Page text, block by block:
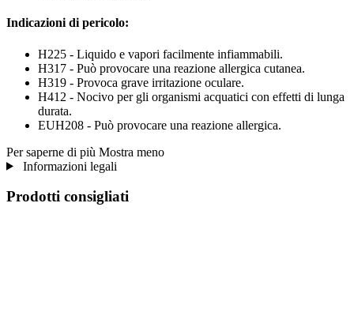
Indicazioni di pericolo:
H225 - Liquido e vapori facilmente infiammabili.
H317 - Può provocare una reazione allergica cutanea.
H319 - Provoca grave irritazione oculare.
H412 - Nocivo per gli organismi acquatici con effetti di lunga
durata.
EUH208 - Può provocare una reazione allergica.
Per saperne di più Mostra meno
Informazioni legali
Prodotti consigliati